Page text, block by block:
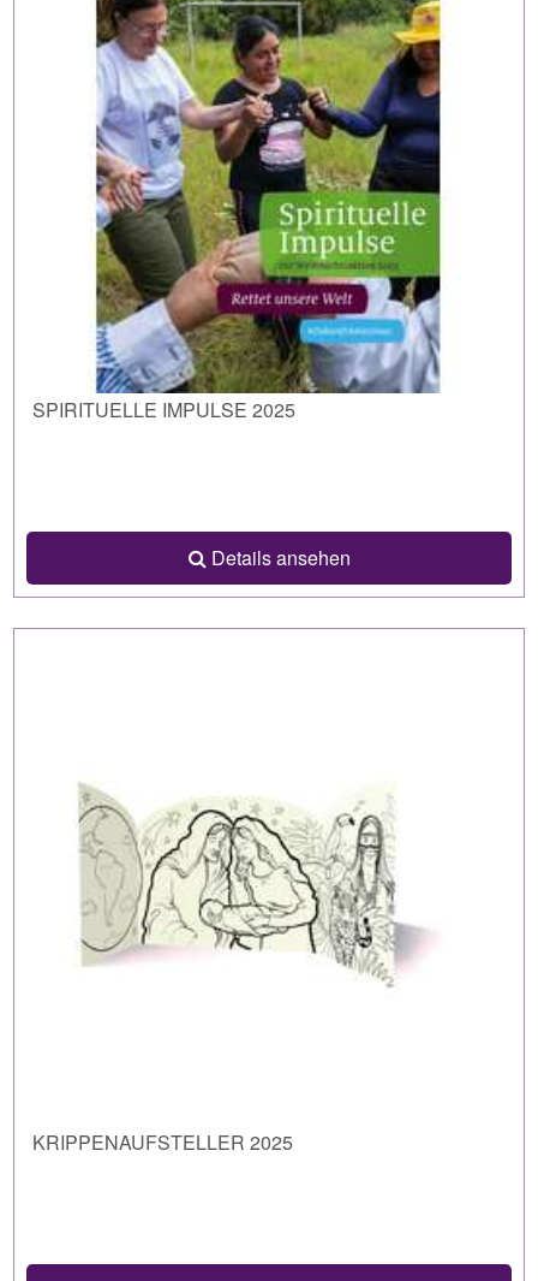
SPIRITUELLE IMPULSE 2025
Details ansehen
KRIPPENAUFSTELLER 2025